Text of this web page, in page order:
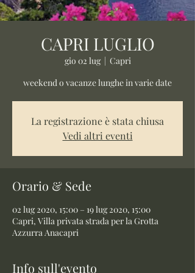
CAPRI LUGLIO
gio 02 lug
  |
Capri
weekend o vacanze lunghe in varie date
La registrazione è stata chiusa
Vedi altri eventi
Orario & Sede
02 lug 2020, 15:00 – 19 lug 2020, 15:00
Capri, Villa privata strada per la Grotta
Azzurra Anacapri
Info sull'evento